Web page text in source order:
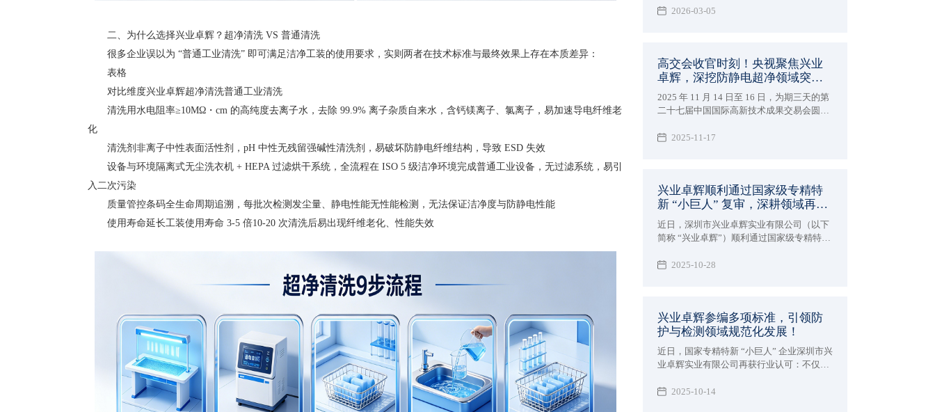
二、为什么选择兴业卓辉？超净清洗 VS 普通清洗
很多企业误以为 “普通工业清洗” 即可满足洁净工装的使用要求，实则两者在技术标准与最终效果上存在本质差异：
表格
对比维度兴业卓辉超净清洗普通工业清洗
清洗用水电阻率≥10MΩ・cm 的高纯度去离子水，去除 99.9% 离子杂质自来水，含钙镁离子、氯离子，易加速导电纤维老
化
清洗剂非离子中性表面活性剂，pH 中性无残留强碱性清洗剂，易破坏防静电纤维结构，导致 ESD 失效
设备与环境隔离式无尘洗衣机 + HEPA 过滤烘干系统，全流程在 ISO 5 级洁净环境完成普通工业设备，无过滤系统，易引
入二次污染
质量管控条码全生命周期追溯，每批次检测发尘量、静电性能无性能检测，无法保证洁净度与防静电性能
使用寿命延长工装使用寿命 3-5 倍10-20 次清洗后易出现纤维老化、性能失效
2026-03-05
高交会收官时刻！央视聚焦兴业
卓辉，深挖防静电超净领域突破
成果！
2025 年 11 月 14 日至 16 日，为期三天的第
二十七届中国国际高新技术成果交易会圆满
深圳市兴业卓辉实业有限公司携多款新品与
2025-11-17
兴业卓辉顺利通过国家级专精特
新 “小巨人” 复审，深耕领域再获
认可！
近日，深圳市兴业卓辉实业有限公司（以下
简称 “兴业卓辉”）顺利通过国家级专精特新
对兴业卓辉核心竞争力、创新能力及高质量
2025-10-28
兴业卓辉参编多项标准，引领防
护与检测领域规范化发展！
近日，国家专精特新 “小巨人” 企业深圳市兴
业卓辉实业有限公司再获行业认可：不仅参
图像识别 横截面法》和《超高分子量聚乙烯
2025-10-14